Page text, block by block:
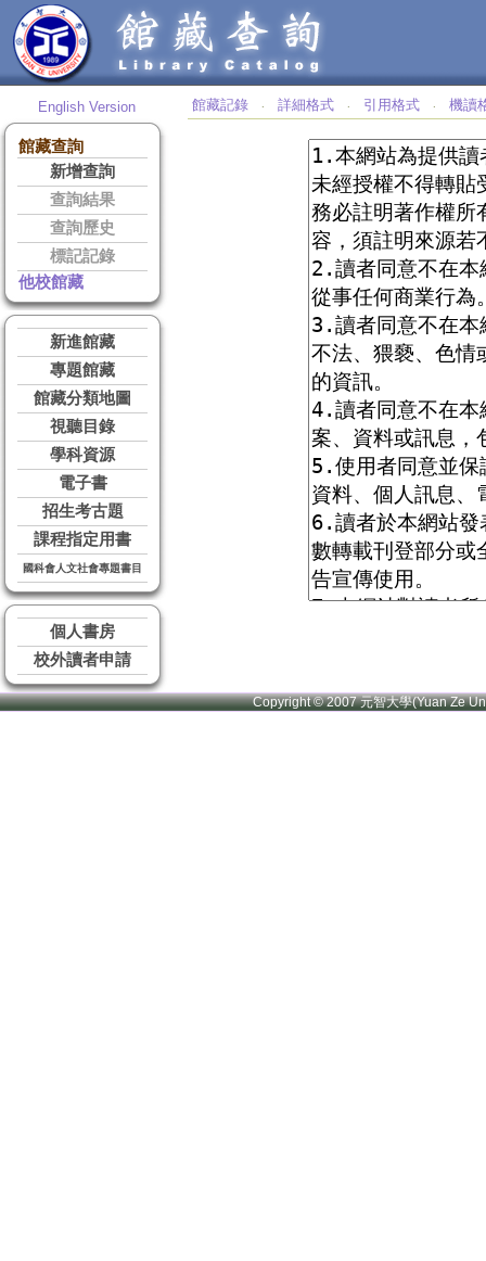
English Version
館藏查詢
新增查詢
查詢結果
查詢歷史
標記記錄
他校館藏
新進館藏
專題館藏
館藏分類地圖
視聽目錄
學科資源
電子書
招生考古題
課程指定用書
國科會人文社會專題書目
個人書房
校外讀者申請
館藏記錄 ‧ 詳細格式 ‧ 引用格式 ‧ 機讀
Copyright © 2007 元智大學(Yuan Ze